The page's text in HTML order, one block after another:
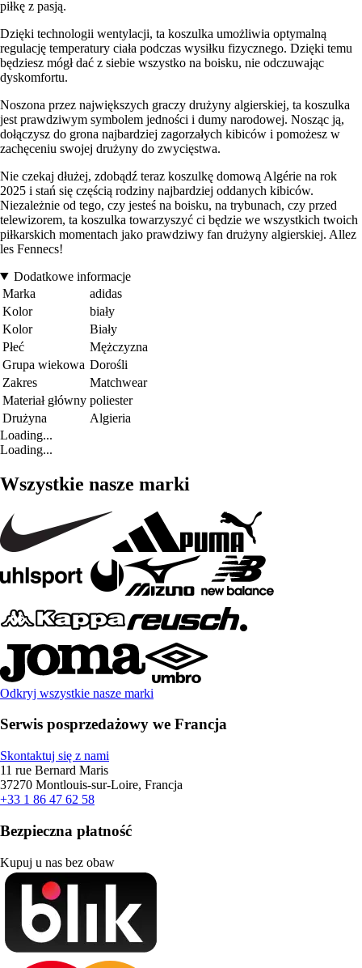
piłkę z pasją.
Dzięki technologii wentylacji, ta koszulka umożliwia optymalną
regulację temperatury ciała podczas wysiłku fizycznego. Dzięki temu
będziesz mógł dać z siebie wszystko na boisku, nie odczuwając
dyskomfortu.
Noszona przez największych graczy drużyny algierskiej, ta koszulka
jest prawdziwym symbolem jedności i dumy narodowej. Nosząc ją,
dołączysz do grona najbardziej zagorzałych kibiców i pomożesz w
zachęceniu swojej drużyny do zwycięstwa.
Nie czekaj dłużej, zdobądź teraz koszulkę domową Algérie na rok
2025 i stań się częścią rodziny najbardziej oddanych kibiców.
Niezależnie od tego, czy jesteś na boisku, na trybunach, czy przed
telewizorem, ta koszulka towarzyszyć ci będzie we wszystkich twoich
piłkarskich momentach jako prawdziwy fan drużyny algierskiej. Allez
les Fennecs!
Dodatkowe informacje
Marka
adidas
Kolor
biały
Kolor
Biały
Płeć
Mężczyzna
Grupa wiekowa Dorośli
Zakres
Matchwear
Materiał główny poliester
Drużyna
Algieria
Loading...
Loading...
Wszystkie nasze marki
Odkryj wszystkie nasze marki
Serwis posprzedażowy we Francja
Skontaktuj się z nami
11 rue Bernard Maris
37270 Montlouis-sur-Loire, Francja
+33 1 86 47 62 58
Bezpieczna płatność
Kupuj u nas bez obaw